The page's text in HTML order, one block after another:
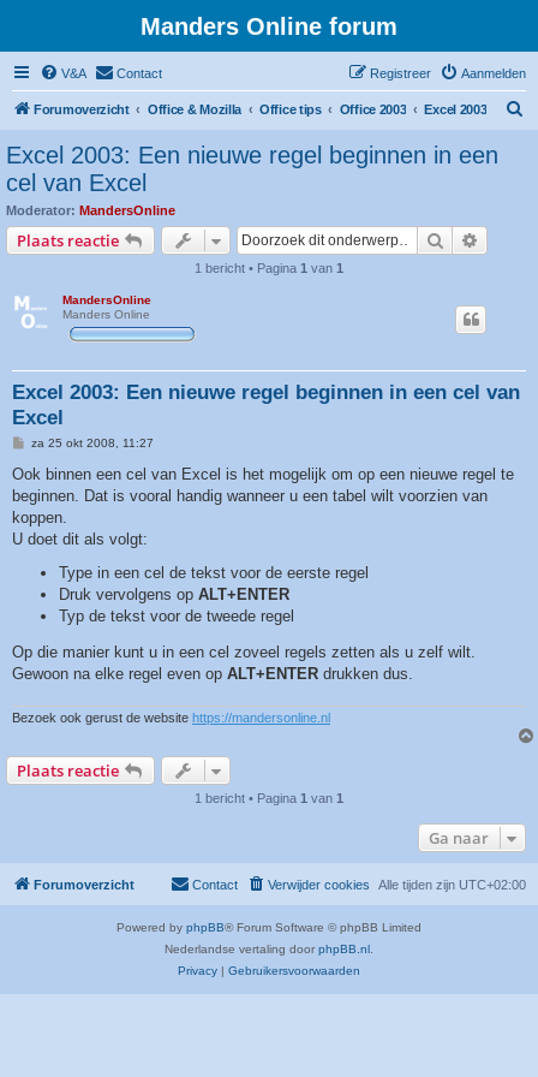
Manders Online forum
V&A Contact Aanmelden
Registreer
Forumoverzicht Office & Mozilla Office tips Office 2003 Excel 2003
Excel 2003: Een nieuwe regel beginnen in een
cel van Excel
Moderator: MandersOnline
Plaats reactie Zoek
1 bericht • Pagina 1 van 1
MandersOnline
Manders Online
Excel 2003: Een nieuwe regel beginnen in een cel van
Excel
B
r
c
h
t
za 25 okt 2008, 11:27
Ook binnen een cel van Excel is het mogelijk om op een nieuwe regel te
beginnen. Dat is vooral handig wanneer u een tabel wilt voorzien van
koppen.
U doet dit als volgt:
Type in een cel de tekst voor de eerste regel
Druk vervolgens op ALT+ENTER
Typ de tekst voor de tweede regel
Op die manier kunt u in een cel zoveel regels zetten als u zelf wilt.
Gewoon na elke regel even op ALT+ENTER drukken dus.
Bezoek ook gerust de website https://mandersonline.nl
Plaats reactie
1 bericht • Pagina 1 van 1
Ga naar
Forumoverzicht Alle tijden zijn UTC+02:00
Verwijder cookies
Contact
Powered by phpBB® Forum Software © phpBB Limited
Nederlandse vertaling door phpBB.nl .
Privacy
Gebruikersvoorwaarden